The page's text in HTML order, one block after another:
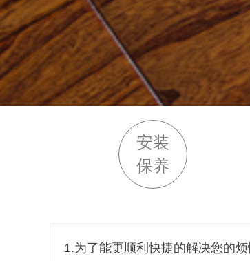
安装
保养
1.为了能更顺利快捷的解决您的烦